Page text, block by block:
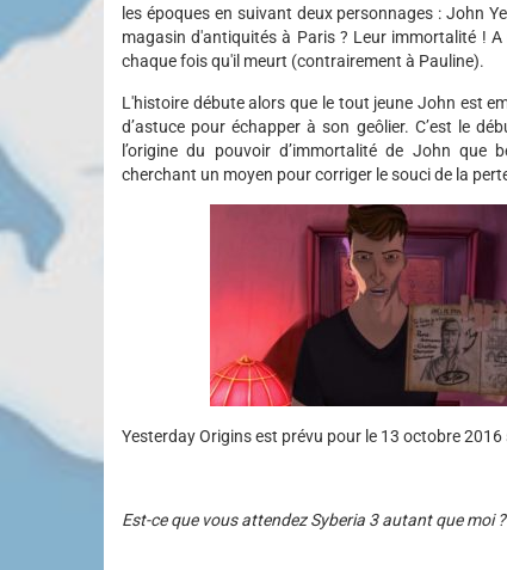
les époques en suivant deux personnages : John
magasin d'antiquités à Paris ? Leur immortalité !
chaque fois qu'il meurt (contrairement à Pauline).
L'histoire débute alors que le tout jeune John est
d’astuce pour échapper à son geôlier. C’est le
l’origine du pouvoir d’immortalité de John que
cherchant un moyen pour corriger le souci de la
Yesterday Origins est prévu pour le 13 octobre
Est-ce que vous attendez Syberia 3 autant que moi ?